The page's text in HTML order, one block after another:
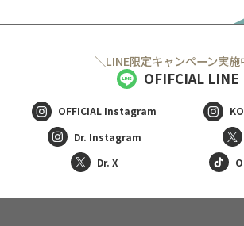
＼LINE限定キャンペーン実施
OFIFCIAL LINE
OFFICIAL Instagram
Dr. Instagram
Dr. X